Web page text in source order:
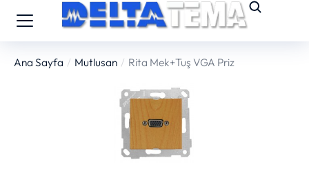
You are here:
Ana Sayfa Mutlusan Rita Mek+Tuş VGA Priz